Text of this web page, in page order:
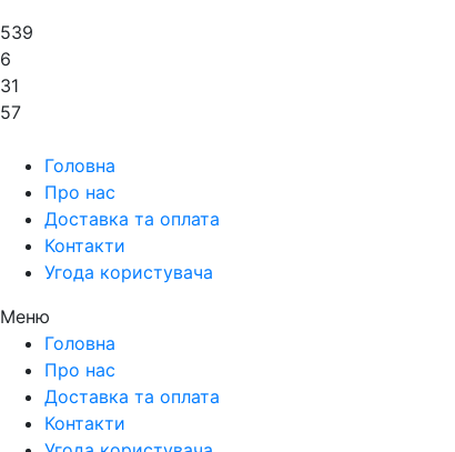
539
6
31
57
Головна
Про нас
Доставка та оплата
Контакти
Угода користувача
Меню
Головна
Про нас
Доставка та оплата
Контакти